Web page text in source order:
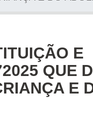
E
QUE
E